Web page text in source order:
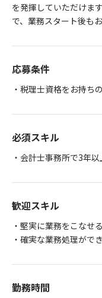
を発揮していただけま
で、業務スタート後も
応募条件
・税理士資格をお持ち
必須スキル
・会計士事務所で3年
歓迎スキル
・堅実に業務をこなせ
・確実な業務処理がで
勤務時間